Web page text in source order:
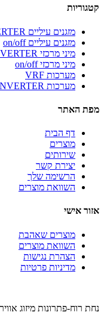
קטגוריות
מזגנים עיליים INVERTER
מזגנים עיליים on/off
מיני מרכזי INVERTER
מיני מרכזי on/off
מערכות VRF
מערכות Multi INVERTER
מפת האתר
דף הבית
מוצרים
שירותים
יצירת קשר
הרשימה שלך
השוואת מוצרים
אזור אישי
מוצרים שאהבת
השוואת מוצרים
הצהרת נגישות
מדיניות פרטיות
נחת רוח-פתרונות מיזוג